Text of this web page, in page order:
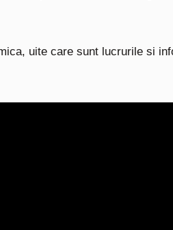
uite care sunt lucrurile si